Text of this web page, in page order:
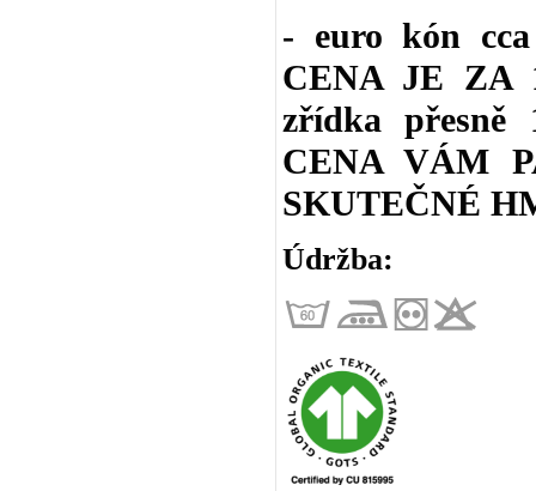
- euro kón
CENA JE ZA
zřídka přesně
CENA VÁM
SKUTEČNÉ
Údržba: